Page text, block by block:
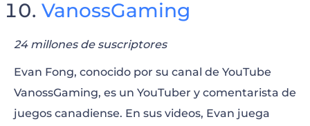
VanossGaming
24 millones de suscriptores
Evan Fong, conocido por su canal de YouTube
VanossGaming, es un YouTuber y comentarista de
juegos canadiense. En sus videos, Evan juega